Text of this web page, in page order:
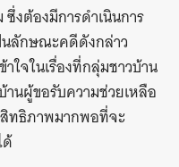
งต้องมีการดำเนินการ
นลักษณะคดีดังกล่าว
ใจในเรื่องที่กลุ่มชาวบ้าน
นผู้ขอรับความช่วยเหลือ
สิทธิภาพมากพอที่จะ